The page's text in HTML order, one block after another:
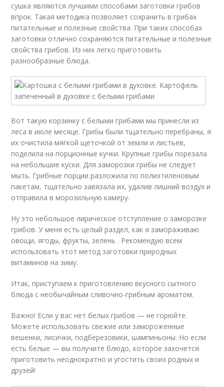
сушка являются лучшими способами заготовки грибов
впрок. Такая методика позволяет сохранить в грибах
питательные и полезные свойства. При таких способах
заготовки отлично сохраняются питательные и полезные
свойства грибов. Из них легко приготовить
разнообразные блюда.
Вот такую корзинку с белыми грибами мы принесли из
леса в июле месяце. Грибы были тщательно перебраны, я
их очистила мягкой щеточкой от земли и листьев,
поделила на порционные кучки. Крупные грибы порезала
на небольшие куски. Для заморозки грибы не следует
мыть. Грибные порции разложила по полиэтиленовым
пакетам, тщательно завязала их, удалив лишний воздух и
отправила в морозильную камеру.
Ну это небольшое лирическое отступление о заморозке
грибов. У меня есть целый раздел, как я замораживаю
овощи, ягоды, фрукты, зелень . Рекомендую всем
использовать этот метод заготовки природных
витаминов на зиму.
Итак, приступаем к приготовлению вкусного сытного
блюда с необычайным сливочно-грибным ароматом.
Важно! Если у вас нет белых грибов — не горюйте.
Можете использовать свежие или замороженные
вешенки, лисички, подберезовики, шампиньоны. Но если
есть белые — вы получите блюдо, которое захочется
приготовить неоднократно и угостить своих родных и
друзей!